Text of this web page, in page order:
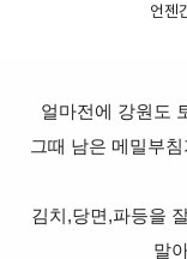
언젠
얼마전에 강원도
그때 남은 메밀부
김치,당면,파등을
말